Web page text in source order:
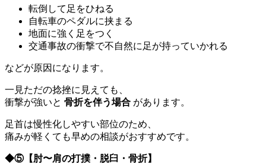
転倒して足をひねる
自転車のペダルに挟まる
地面に強く足をつく
交通事故の衝撃で不自然に足が持っていかれる
などが原因になります。
一見ただの捻挫に見えても、
衝撃が強いと 骨折を伴う場合 があります。
足首は慢性化しやすい部位のため、
痛みが軽くても早めの相談がおすすめです。
◆⑤【肘〜肩の打撲・脱臼・骨折】